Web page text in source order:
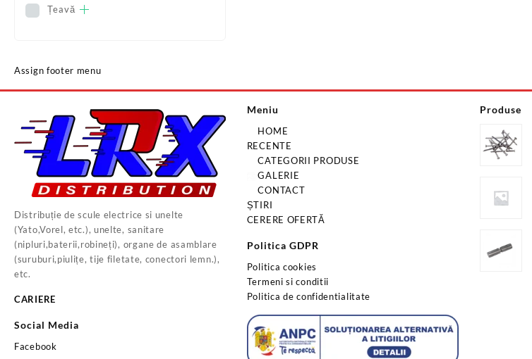
Țeavă
Assign footer menu
Distribuție de scule electrice si unelte
(Yato,Vorel, etc.), unelte, sanitare
(nipluri,baterii,robineți), organe de asamblare
(suruburi,piulițe, tije filetate, conectori lemn.),
etc.
CARIERE
Social Media
Facebook
Meniu
HOME
RECENTE
CATEGORII PRODUSE
GALERIE
CONTACT
ȘTIRI
CERERE OFERTĂ
Politica GDPR
Politica cookies
Termeni si conditii
Politica de confidentialitate
Produse